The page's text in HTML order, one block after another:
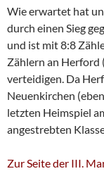
Wie erwartet hat
durch einen Sieg
und ist mit 8:8
Zählern an Herford
verteidigen. Da
Neuenkirchen
letzten Heimspiel
angestrebten
Zur Seite der III.